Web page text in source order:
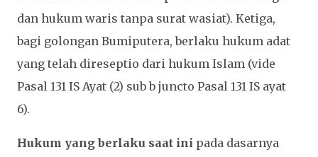
dan hukum waris tanpa surat wasiat). Ketiga,
bagi golongan Bumiputera, berlaku hukum adat
yang telah direseptio dari hukum Islam (vide
Pasal 131 IS Ayat (2) sub b juncto Pasal 131 IS ayat
6).
Hukum yang berlaku saat ini pada dasarnya